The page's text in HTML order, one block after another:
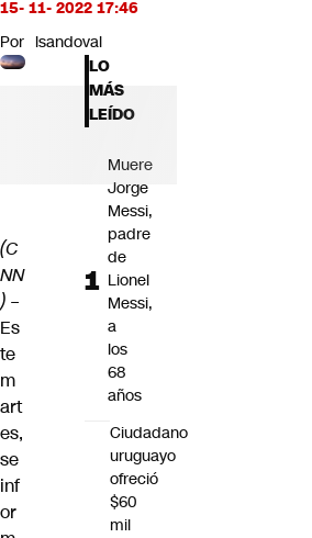
15- 11- 2022 17:46
Por lsandoval
(C
NN
) –
Es
te
m
art
es,
se
inf
or
LO
MÁS
LEÍDO
Muere
Jorge
Messi,
padre
de
Lionel
Messi,
a
los
68
años
Ciudadano
uruguayo
ofreció
$60
mil